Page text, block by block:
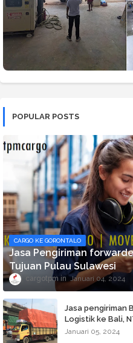
POPULAR POSTS
CARGO KE GORONTALO
Jasa Pengiriman
Tujuan Pulau Sulawesi
cargotpm Januari 04, 2024
Jasa pengiriman
Logistik ke Bali,
Januari 05, 2024